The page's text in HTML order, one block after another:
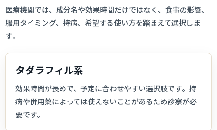
医療機関では、成分名や効果時間だけではなく、食事の影響、
服用タイミング、持病、希望する使い方を踏まえて選択しま
す。
タダラフィル系
効果時間が長めで、予定に合わせやすい選択肢です。持
病や併用薬によっては使えないことがあるため診察が必
要です。